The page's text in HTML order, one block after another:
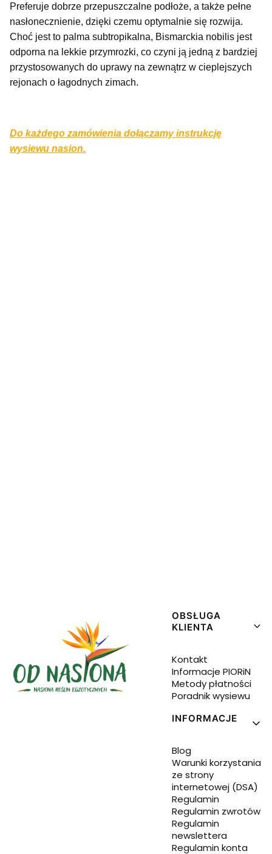
Preferuje dobrze przepuszczalne podłoże, a także pełne
nasłonecznienie, dzięki czemu optymalnie się rozwija.
Choć jest to palma subtropikalna, Bismarckia nobilis jest
odporna na lekkie przymrozki, co czyni ją jedną z bardziej
przystosowanych do uprawy na zewnątrz w cieplejszych
rejonach o łagodnych zimach.
Do każdego zamówienia dołączamy instrukcję
wysiewu nasion.
Linki w stopce
OBSŁUGA
KLIENTA
Kontakt
Informacje PIORiN
Metody płatności
Poradnik wysiewu
INFORMACJE
Blog
Warunki korzystania
ze strony
internetowej (DSA)
Regulamin
Regulamin zwrotów
Regulamin
newslettera
Regulamin konta